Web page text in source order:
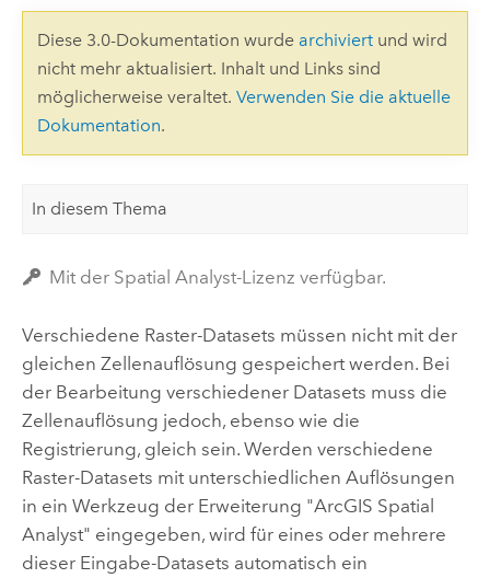
Diese 3.0-Dokumentation wurde archiviertund wird
nicht mehr aktualisiert. Inhalt und Links sind
möglicherweise veraltet. Verwenden Sie die aktuelle
Dokumentation.
In diesem Thema
Mit der Spatial Analyst-Lizenz verfügbar.
Verschiedene Raster-Datasets müssen nicht mit der
gleichen Zellenauflösung gespeichert werden. Bei
der Bearbeitung verschiedener Datasets muss die
Zellenauflösung jedoch, ebenso wie die
Registrierung, gleich sein. Werden verschiedene
Raster-Datasets mit unterschiedlichen Auflösungen
in ein Werkzeug der Erweiterung "ArcGIS Spatial
Analyst" eingegeben, wird für eines oder mehrere
dieser Eingabe-Datasets automatisch ein